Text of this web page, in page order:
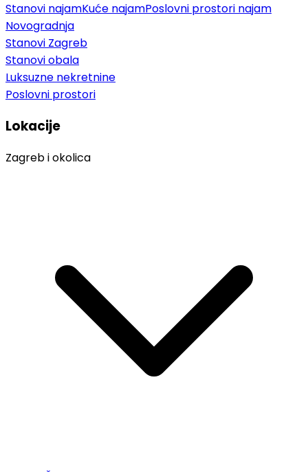
Stanovi najamKuće najamPoslovni prostori najam
Novogradnja
Stanovi Zagreb
Stanovi obala
Luksuzne nekretnine
Poslovni prostori
Lokacije
Zagreb i okolica